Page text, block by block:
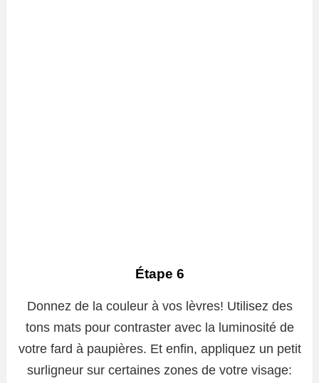
Étape 6
Donnez de la couleur à vos lèvres! Utilisez des
tons mats pour contraster avec la luminosité de
votre fard à paupières. Et enfin, appliquez un petit
surligneur sur certaines zones de votre visage: